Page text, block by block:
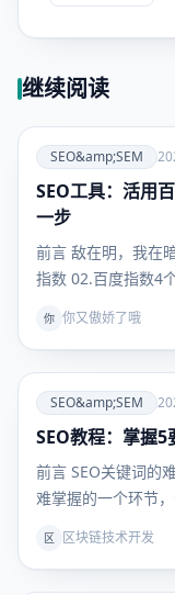
继续阅读
爱
SEO&amp;SEM
SEO&amp;SEM
SEO工具：活用
一步
前言 敌在明，我在
指数 02.百度指数4
你 你又傲娇了哦
爱
SEO&amp;SEM
SEO&amp;SEM
SEO教程：掌握
前言 SEO关键词的
难掌握的一个环节
区 区块链技术开发